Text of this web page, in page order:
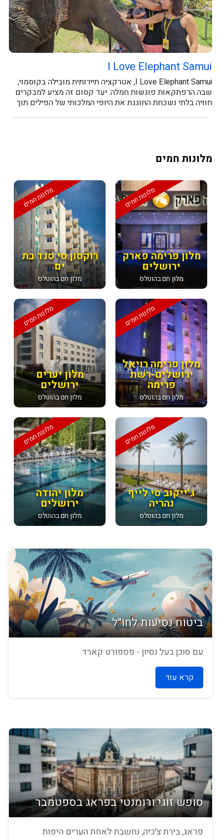
I Love Elephant Samui
I Love Elephant Samui, אטרקציה תיירותית מובילה בקוסמוי,
שבה הרפתקאות פוגשות חמלה. יעד קסום זה מציע למבקרים
חוויה בלתי נשכחת החוגגת את היופי המלכותי של הפילים תוך
מלונות חמים
מלונות חמים
רוקסון סי סנד בת
ים
מלון חם בהוטלס
מלונות חמים
מלון פרימה פארק
ירושלים
מלון חם בהוטלס
מלונות חמים
מלון יערים
ירושלים
מלון חם בהוטלס
מלונות חמים
מלון פרימה רויאל
ירושלים-רשת
פרימה
מלון חם בהוטלס
מלונות חמים
מלון יהודה
ירושלים
מלון חם בהוטלס
מלונות חמים
ג׳ייקוב סי לייף
נהריה
מלון חם בהוטלס
ביטוח נסיעות לחו״ל
עם סוכן בעל נסיון - פספורט קארד
קרא עוד
סופש זוגי ורומנטי בפראג בספטמבר
פראג, בירת צ׳כיה, נחשבת לאחת הערים היפות